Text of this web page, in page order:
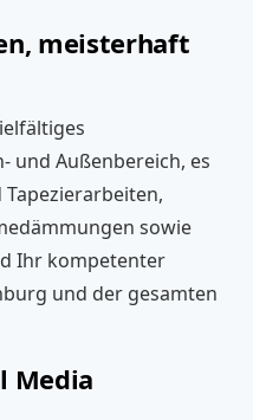
meisterhaft
und Außenbereich, es
sowie
Ihr kompetenter
und der gesamten
Media